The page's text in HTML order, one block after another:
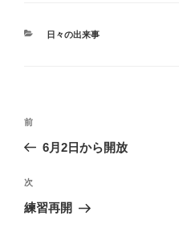
カ
日々の出来事
投
ビ
ゲ
過
去
投
稿
前
6月2日から開放
次
の
次
練習再開